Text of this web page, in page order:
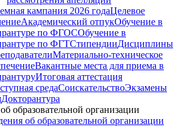
кампания 2026 годаЦелевое
Академический отпукОбучение в
по ФГОСОбучение в
по ФГТСтипендииДисциплины
Материально-техническое
Вакантные места для приема в
Итоговая аттестация
средаСоискательствоЭкзамены
Докторантура
образовательной организации
об образовательной организации